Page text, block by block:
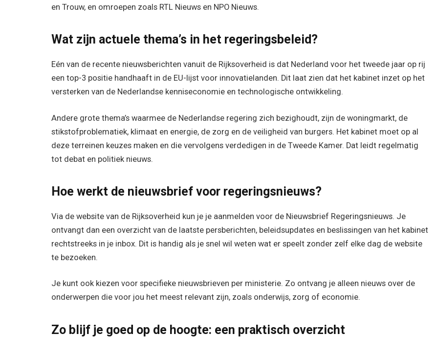
en Trouw, en omroepen zoals RTL Nieuws en NPO Nieuws.
Wat zijn actuele thema’s in het regeringsbeleid?
Eén van de recente nieuwsberichten vanuit de Rijksoverheid is dat Nederland voor het tweede jaar op rij
een top-3 positie handhaaft in de EU-lijst voor innovatielanden. Dit laat zien dat het kabinet inzet op het
versterken van de Nederlandse kenniseconomie en technologische ontwikkeling.
Andere grote thema’s waarmee de Nederlandse regering zich bezighoudt, zijn de woningmarkt, de
stikstofproblematiek, klimaat en energie, de zorg en de veiligheid van burgers. Het kabinet moet op al
deze terreinen keuzes maken en die vervolgens verdedigen in de Tweede Kamer. Dat leidt regelmatig
tot debat en politiek nieuws.
Hoe werkt de nieuwsbrief voor regeringsnieuws?
Via de website van de Rijksoverheid kun je je aanmelden voor de Nieuwsbrief Regeringsnieuws. Je
ontvangt dan een overzicht van de laatste persberichten, beleidsupdates en beslissingen van het kabinet
rechtstreeks in je inbox. Dit is handig als je snel wil weten wat er speelt zonder zelf elke dag de website
te bezoeken.
Je kunt ook kiezen voor specifieke nieuwsbrieven per ministerie. Zo ontvang je alleen nieuws over de
onderwerpen die voor jou het meest relevant zijn, zoals onderwijs, zorg of economie.
Zo blijf je goed op de hoogte: een praktisch overzicht